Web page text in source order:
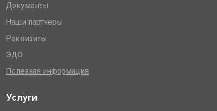
Документы
Наши партнеры
Реквизиты
ЭДО
Полезная информация
Услуги